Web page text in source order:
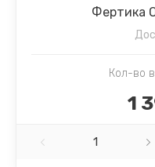
Фертика
Кол-во
1